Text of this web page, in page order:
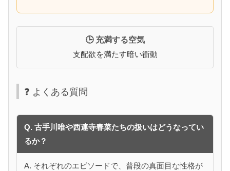
🕒 充満する空気
支配欲を満たす暗い衝動
❓ よくある質問
Q. 古手川唯や西連寺春菜たちの扱いはどうなってい
るか？
A. それぞれのエピソードで、普段の真面目な性格が